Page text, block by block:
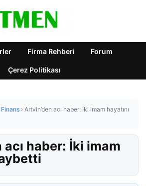
Firma Rehberi Forum
Çerez Politikası
Finans › Artvin’den acı haber: İki imam hayatını
acı haber: İki imam